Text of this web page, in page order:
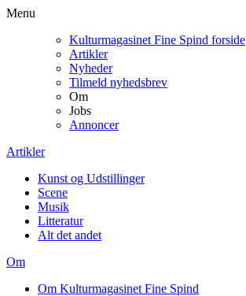
Menu
Kulturmagasinet Fine Spind forside
Artikler
Nyheder
Tilmeld nyhedsbrev
Om
Jobs
Annoncer
Artikler
Kunst og Udstillinger
Scene
Musik
Litteratur
Alt det andet
Om
Om Kulturmagasinet Fine Spind